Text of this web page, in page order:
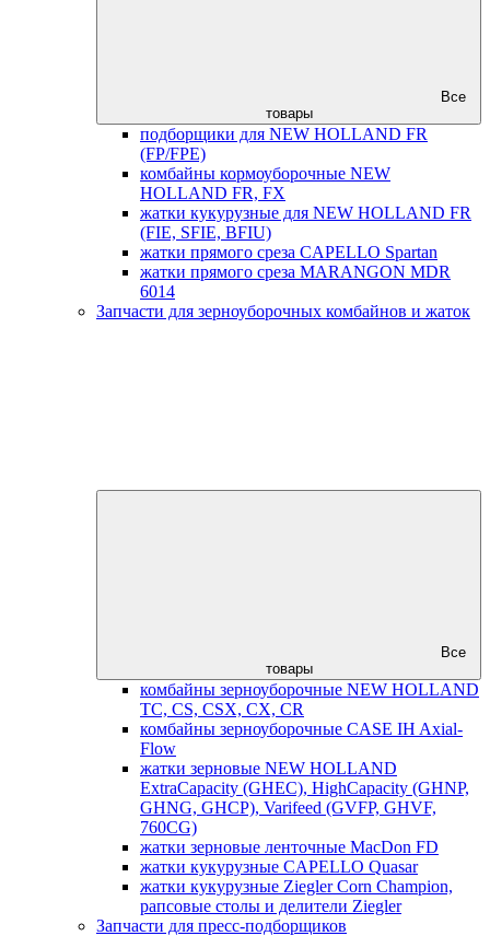
Все
товары
подборщики для NEW HOLLAND FR
(FP/FPE)
комбайны кормоуборочные NEW
HOLLAND FR, FX
жатки кукурузные для NEW HOLLAND FR
(FIE, SFIE, BFIU)
жатки прямого среза CAPELLO Spartan
жатки прямого среза MARANGON MDR
6014
Запчасти для зерноуборочных комбайнов и жаток
Все
товары
комбайны зерноуборочные NEW HOLLAND
TC, CS, CSX, CX, CR
комбайны зерноуборочные CASE IH Axial-
Flow
жатки зерновые NEW HOLLAND
ExtraCapacity (GHEC), HighCapacity (GHNP,
GHNG, GHCP), Varifeed (GVFP, GHVF,
760CG)
жатки зерновые ленточные MacDon FD
жатки кукурузные CAPELLO Quasar
жатки кукурузные Ziegler Corn Champion,
рапсовые столы и делители Ziegler
Запчасти для пресс-подборщиков